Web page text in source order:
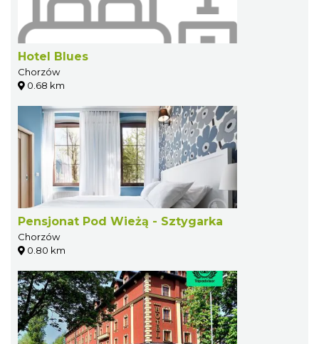
Hotel Blues
Chorzów
0.68 km
Pensjonat Pod Wieżą - Sztygarka
Chorzów
0.80 km